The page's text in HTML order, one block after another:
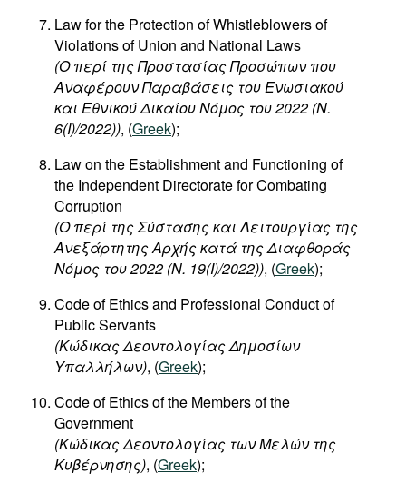
Law for the Protection of Whistleblowers of
Violations of Union and National Laws
(Ο περί της Προστασίας Προσώπων που
Αναφέρουν Παραβάσεις του Ενωσιακού
και Εθνικού Δικαίου Νόμος του 2022 (Ν.
6(I)/2022)), (Greek);
Law on the Establishment and Functioning of
the Independent Directorate for Combating
Corruption
(O περί της Σύστασης και Λειτουργίας της
Ανεξάρτητης Αρχής κατά της Διαφθοράς
Νόμος του 2022 (Ν. 19(I)/2022)), (Greek);
Code of Ethics and Professional Conduct of
Public Servants
(Κώδικας Δεοντολογίας Δημοσίων
Υπαλλήλων), (Greek);
Code of Ethics of the Members of the
Government
(Κώδικας Δεοντολογίας των Μελών της
Κυβέρνησης), (Greek);